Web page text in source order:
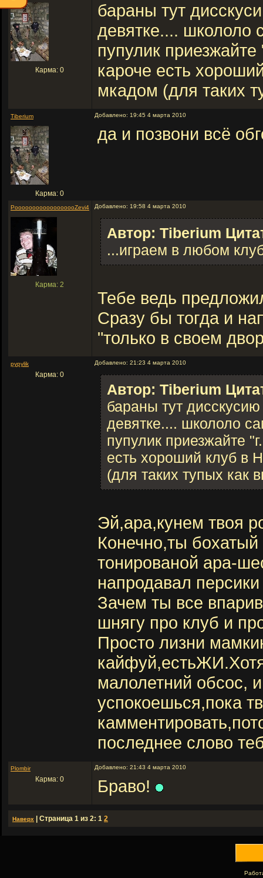
Карма: 0
бараны тут
девятке.... школоло
пупулик
кароче есть
мкадом (для таких
Tiberium
Карма: 0
Добавлено: 19:45 4 марта 2010
да и позвони всё
PoooooooooooooooooZevi4
Карма: 2
Добавлено: 19:58 4 марта 2010
Автор: Tiberium
...играем в любом
Тебе ведь
Сразу бы тогда и
"только в своем
pypylik
Карма: 0
Добавлено: 21:23 4 марта 2010
Автор: Tiberium
бараны тут
девятке.... школоло
пупулик приезжайте
есть хороший клуб в
(для таких тупых как
Эй,ара,кунем твоя
Конечно,ты
тонированой ара-
напродавал
Зачем ты все
шнягу про клуб и
Просто лизни
малолетний обсос,
успокоешься,пока
последнее слово
Plombir
Карма: 0
Добавлено: 21:43 4 марта 2010
Браво!
Наверх | Страница 1 из 2: 1 2